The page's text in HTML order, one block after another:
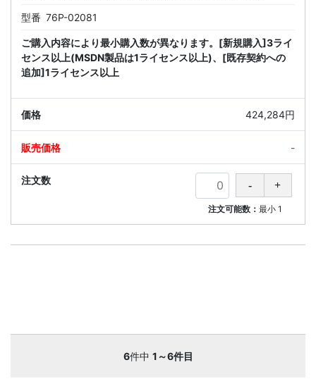
型番 76P-02081
ご購入内容により最小購入数が異なります。[新規購入]3ライ
センス以上(MSDN製品は1ライセンス以上)、[既存契約への
追加]1ライセンス以上
424,284円
-
注文可能数：最小 1
6件中 1～6件目